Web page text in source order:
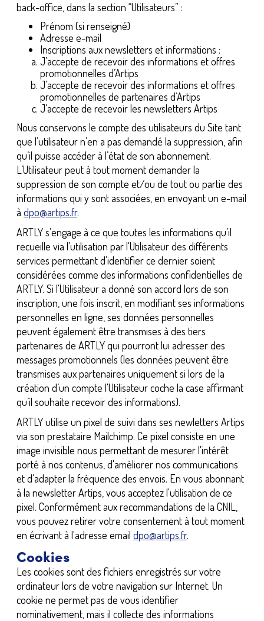
back-office, dans la section “Utilisateurs” :
Prénom (si renseigné)
Adresse e-mail
Inscriptions aux newsletters et informations :
J’accepte de recevoir des informations et offres
promotionnelles d’Artips
J’accepte de recevoir des informations et offres
promotionnelles de partenaires d’Artips
J'accepte de recevoir les newsletters Artips
Nous conservons le compte des utilisateurs du Site tant
que l’utilisateur n’en a pas demandé la suppression, afin
qu’il puisse accéder à l’état de son abonnement.
L’Utilisateur peut à tout moment demander la
suppression de son compte et/ou de tout ou partie des
informations qui y sont associées, en envoyant un e-mail
à dpo@artips.fr.
ARTLY s’engage à ce que toutes les informations qu’il
recueille via l’utilisation par l'Utilisateur des différents
services permettant d’identifier ce dernier soient
considérées comme des informations confidentielles de
ARTLY. Si l'Utilisateur a donné son accord lors de son
inscription, une fois inscrit, en modifiant ses informations
personnelles en ligne, ses données personnelles
peuvent également être transmises à des tiers
partenaires de ARTLY qui pourront lui adresser des
messages promotionnels (les données peuvent être
transmises aux partenaires uniquement si lors de la
création d’un compte l'Utilisateur coche la case affirmant
qu’il souhaite recevoir des informations).
ARTLY utilise un pixel de suivi dans ses newletters Artips
via son prestataire Mailchimp. Ce pixel consiste en une
image invisible nous permettant de mesurer l'intérêt
porté à nos contenus, d'améliorer nos communications
et d'adapter la fréquence des envois. En vous abonnant
à la newsletter Artips, vous acceptez l'utilisation de ce
pixel. Conformément aux recommandations de la CNIL,
vous pouvez retirer votre consentement à tout moment
en écrivant à l'adresse email dpo@artips.fr.
Cookies
Les cookies sont des fichiers enregistrés sur votre
ordinateur lors de votre navigation sur Internet. Un
cookie ne permet pas de vous identifier
nominativement, mais il collecte des informations